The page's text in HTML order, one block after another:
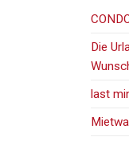
Die
last